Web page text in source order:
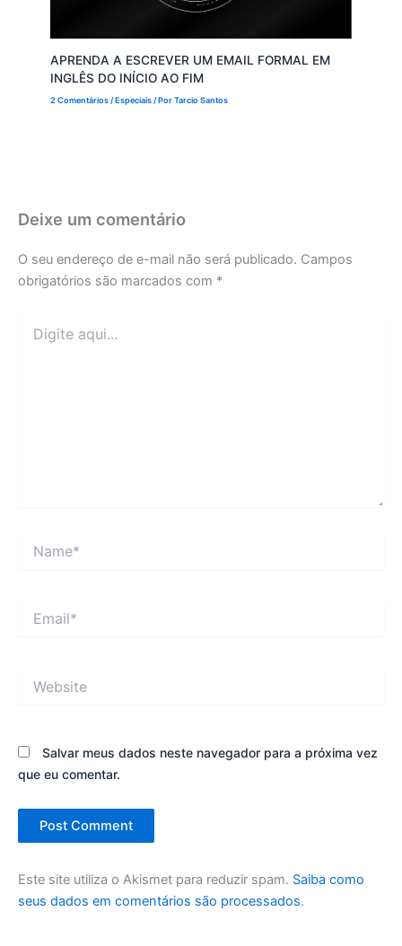
APRENDA A ESCREVER UM EMAIL FORMAL EM
INGLÊS DO INÍCIO AO FIM
2 Comentários /Especiais/ PorTarcio Santos
Deixe um comentário
O seu endereço de e-mail não será publicado. Campos
obrigatórios são marcados com *
aqui...
Salvar meus dados neste navegador para a próxima vez
que eu comentar.
Este site utiliza o Akismet para reduzir spam. Saiba como
seus dados em comentários são processados.